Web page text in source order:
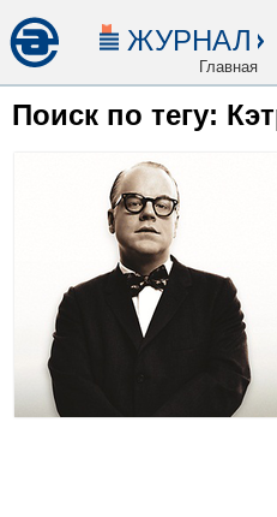
ЖУРНАЛ
Главная
Поиск по тегу: